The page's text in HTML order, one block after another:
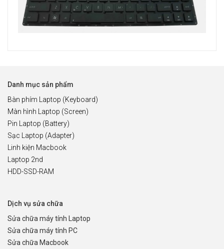
Danh mục sản phẩm
Bàn phím Laptop (Keyboard)
Màn hình Laptop (Screen)
Pin Laptop (Battery)
Sạc Laptop (Adapter)
Linh kiện Macbook
Laptop 2nd
HDD-SSD-RAM
Dịch vụ sửa chữa
Sửa chữa máy tính Laptop
Sửa chữa máy tính PC
Sửa chữa Macbook